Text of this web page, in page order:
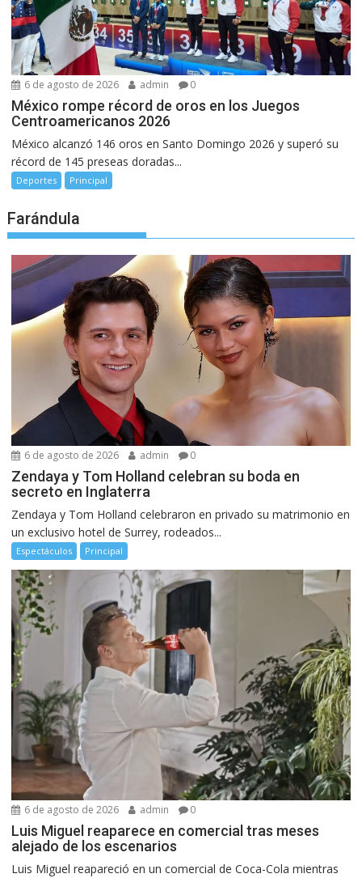
6 de agosto de 2026 admin 0
México rompe récord de oros en los Juegos
Centroamericanos 2026
México alcanzó 146 oros en Santo Domingo 2026 y superó su
récord de 145 preseas doradas...
Deportes Principal
Farándula
6 de agosto de 2026 admin 0
Zendaya y Tom Holland celebran su boda en
secreto en Inglaterra
Zendaya y Tom Holland celebraron en privado su matrimonio en
un exclusivo hotel de Surrey, rodeados...
Espectáculos Principal
6 de agosto de 2026 admin 0
Luis Miguel reaparece en comercial tras meses
alejado de los escenarios
Luis Miguel reapareció en un comercial de Coca-Cola mientras